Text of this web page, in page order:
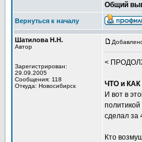
Общий
Вернуться к началу
Шатилова Н.Н.
Автор
Зарегистрирован:
29.09.2005
Сообщения: 118
Откуда: Новосибирск
<
ЧТО и
И вот в
сделал за
Кто